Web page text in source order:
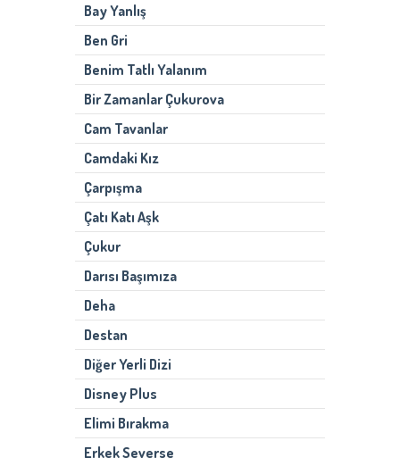
Bay Yanlış
Ben Gri
Benim Tatlı Yalanım
Bir Zamanlar Çukurova
Cam Tavanlar
Camdaki Kız
Çarpışma
Çatı Katı Aşk
Çukur
Darısı Başımıza
Deha
Destan
Diğer Yerli Dizi
Disney Plus
Elimi Bırakma
Erkek Severse